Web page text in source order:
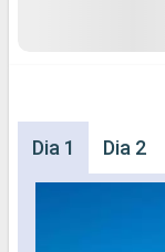
Dia 1 Dia 2